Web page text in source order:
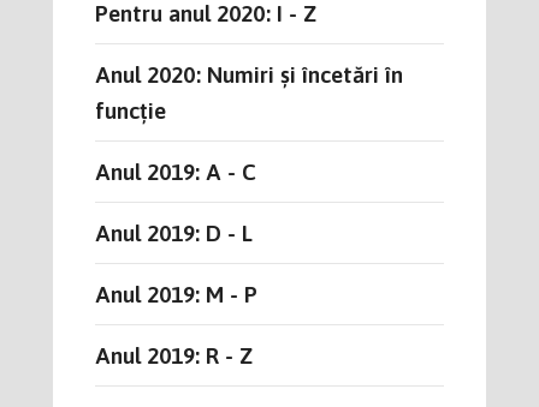
Pentru anul 2020: I - Z
Anul 2020: Numiri și încetări în
funcție
Anul 2019: A - C
Anul 2019: D - L
Anul 2019: M - P
Anul 2019: R - Z